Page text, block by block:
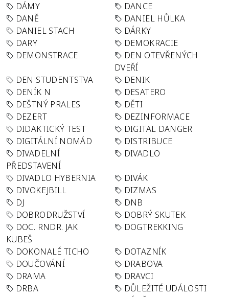
DÁMY
DANCE
DANĚ
DANIEL HŮLKA
DANIEL STACH
DÁRKY
DARY
DEMOKRACIE
DEMONSTRACE
DEN OTEVŘENÝCH
DVEŘÍ
DEN STUDENTSTVA
DENIK
DENÍK N
DESATERO
DEŠTNÝ PRALES
DĚTI
DEZERT
DEZINFORMACE
DIDAKTICKÝ TEST
DIGITAL DANGER
DIGITÁLNÍ NOMÁD
DISTRIBUCE
DIVADELNÍ
PŘEDSTAVENÍ
DIVADLO
DIVADLO HYBERNIA
DIVÁK
DIVOKEJBILL
DIZMAS
DJ
DNB
DOBRODRUŽSTVÍ
DOBRÝ SKUTEK
DOC. RNDR. JAK
KUBEŠ
DOGTREKKING
DOKONALÉ TICHO
DOTAZNÍK
DOUČOVÁNÍ
DRABOVA
DRAMA
DRAVCI
DRBA
DŮLEŽITÉ UDÁLOSTI